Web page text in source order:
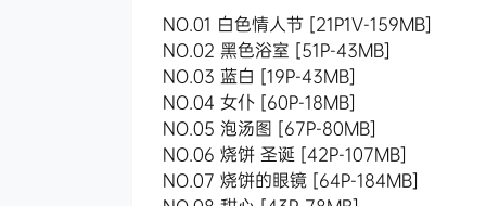
NO.01 白色情人节 [21P1V-159MB]
NO.02 黑色浴室 [51P-43MB]
NO.03 蓝白 [19P-43MB]
NO.04 女仆 [60P-18MB]
NO.05 泡汤图 [67P-80MB]
NO.06 烧饼 圣诞 [42P-107MB]
NO.07 烧饼的眼镜 [64P-184MB]